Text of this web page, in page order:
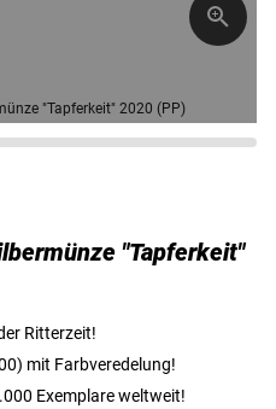
"Tapferkeit" 2020 (PP)
"Tapferkeit"
Ritterzeit!
mit Farbveredelung!
Exemplare weltweit!